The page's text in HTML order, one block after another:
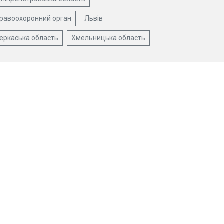
орган Львів
область Хмельницька область